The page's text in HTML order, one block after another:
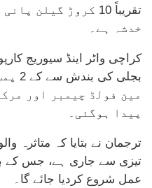
تقریباً 10 کروڑ
خدشہ ہے۔
کراچی واٹر اینڈ سیوریج
مین فولڈ چیمبر اور
پیدا ہوگئی۔
ترجمان نے بتایا کہ متاثرہ
تیزی سے جاری ہے، جس کے
عمل شروع کردیا جائے گا۔